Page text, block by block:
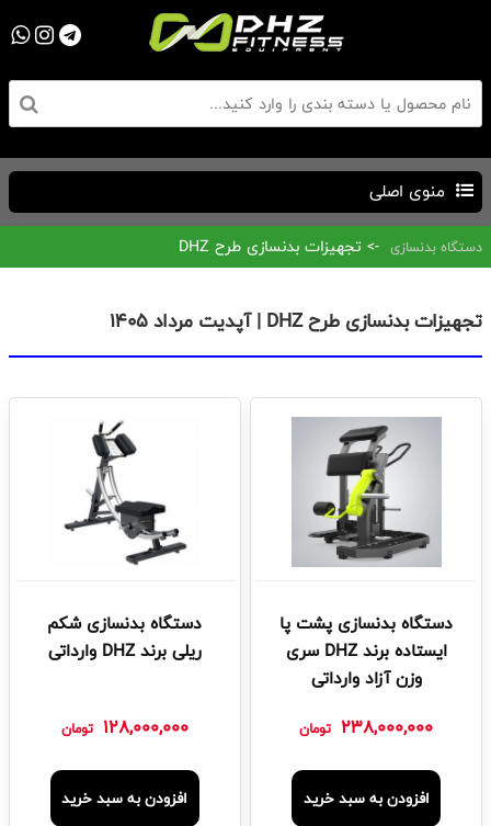
منوی اصلی
دستگاه بدنسازی -> تجهیزات بدنسازی طرح DHZ
تجهیزات بدنسازی طرح DHZ | آپدیت مرداد ۱۴۰۵
دستگاه بدنسازی پشت پا
ایستاده برند DHZ سری
وزن آزاد وارداتی
238,000,000 تومان
افزودن به سبد خرید
دستگاه بدنسازی شکم
ریلی برند DHZ وارداتی
128,000,000 تومان
افزودن به سبد خرید